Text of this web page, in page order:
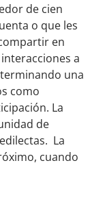
de cien
o que les
en
a
una
como
La
de
La
cuando